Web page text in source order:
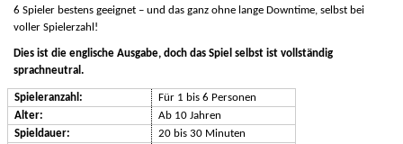
6 Spieler bestens geeignet – und das ganz ohne lange Downtime, selbst bei
voller Spielerzahl!
Dies ist die englische Ausgabe, doch das Spiel selbst ist vollständig
sprachneutral.
Spieleranzahl:
Für 1 bis 6 Personen
Alter:
Ab 10 Jahren
Spieldauer:
20 bis 30 Minuten